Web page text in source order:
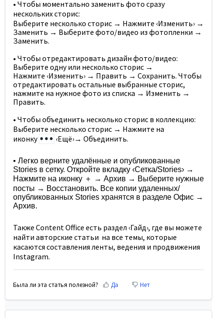
• Чтобы моментально заменить фото сразу
нескольких сторис:
Выберите несколько сторис → Нажмите ‹Изменить› →
Заменить → Выберите фото/видео из фотопленки →
Заменить.
• Чтобы отредактировать дизайн фото/видео:
Выберите одну или несколько сторис →
Нажмите ‹Изменить› → Править → Сохранить. Чтобы
отредактировать остальные выбранные сторис,
нажмите на нужное фото из списка → Изменить →
Править.
• Чтобы объединить несколько сторис в коллекцию:
Выберите несколько сторис → Нажмите на
иконку ••• ‹Ещё›→ Объединить.
• Легко верните удалённые и опубликованные
Stories в сетку. Откройте вкладку ‹Сетка/Stories› →
Нажмите на иконку ＋ → Архив → Выберите нужные
посты → Восстановить. Все копии удаленных/
опубликованных Stories хранятся в разделе Офис →
Архив.
Также Content Office есть раздел ‹Гайд›, где вы можете
найти авторские статьи на все темы, которые
касаются составления ленты, ведения и продвижения
Instagram.
Была ли эта статья полезной? Да Нет